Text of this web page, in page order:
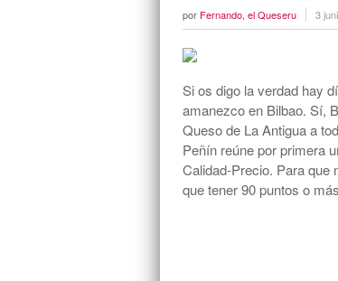
por Fernando, el Queseru 3
Si os digo la verdad hay
amanezco en Bilbao. Sí,
Queso de La Antigua a
Peñín reúne por primera
Calidad-Precio. Para que
que tener 90 puntos o